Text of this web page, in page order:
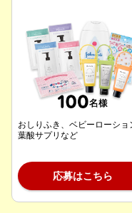
おしりふき、ベビーローショ
葉酸サプリなど
応募はこちら